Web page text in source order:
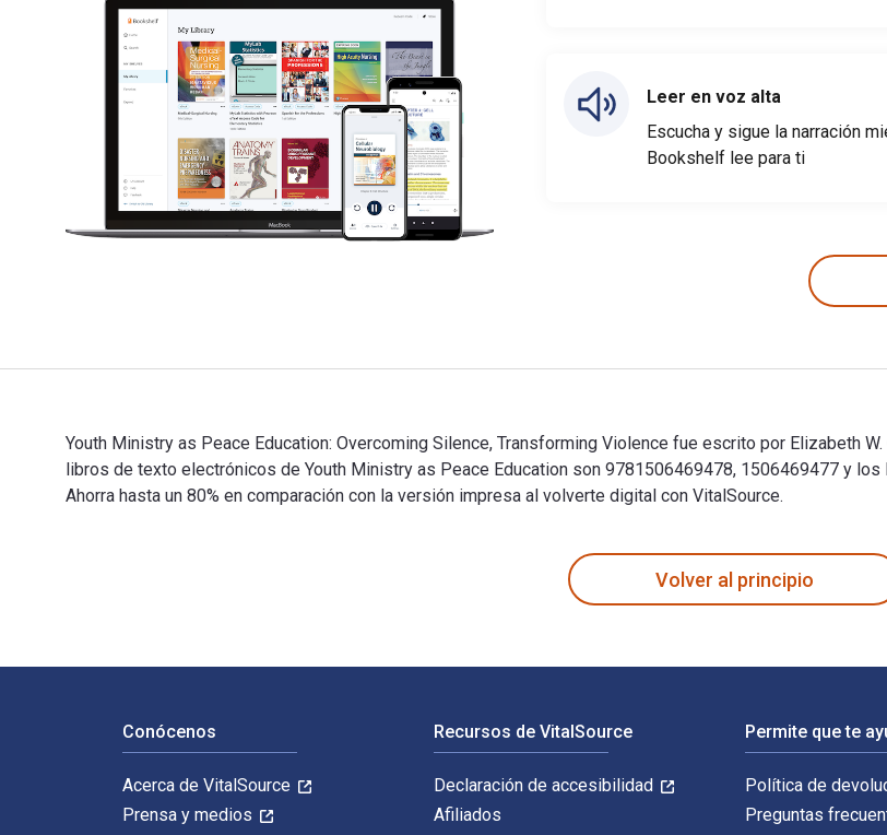
Leer en voz alta
Escucha y sigue la narración
Bookshelf lee para ti
Youth Ministry as Peace Education: Overcoming Silence, Transforming Violence fue escrito por Elizabeth
libros de texto electrónicos de Youth Ministry as Peace Education son 9781506469478, 1506469477 y
Ahorra hasta un 80% en comparación con la versión impresa al volverte digital con VitalSource.
Volver al principio
Conócenos
Acerca de VitalSource
Prensa y medios
Recursos de VitalSource
Declaración de accesibilidad
Afiliados
Permite que te
Política de
Preguntas